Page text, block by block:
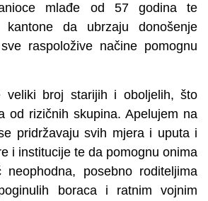
mlađe od 57 godina te
da ubrzaju donošenje
raspoložive načine pomognu
veliki broj starijih i oboljelih, što
od rizičnih skupina. Apelujem na
pridržavaju svih mjera i uputa i
i institucije te da pomognu onima
posebno roditeljima
boraca i ratnim vojnim